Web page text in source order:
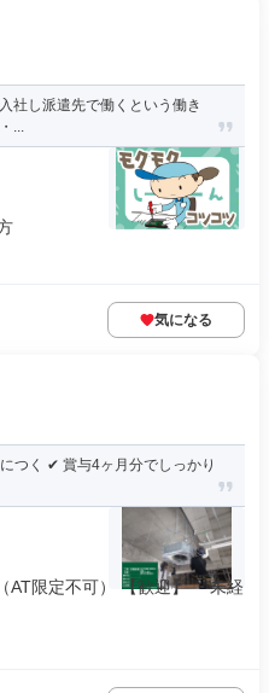
社し派遣先で働くという働き
...
気になる
つく ✔ 賞与4ヶ月分でしっかり
AT限定不可） 【歓迎】 ・未経